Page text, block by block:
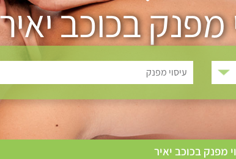
מפנק בכוכב
עיסוי מפנק
מפנק בכוכב יאיר